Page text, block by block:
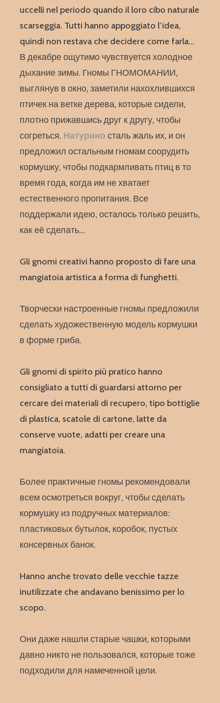
uccelli nel periodo quando il loro cibo naturale
scarseggia. Tutti hanno appoggiato l’idea,
quindi non restava che decidere come farla…
В декабре ощутимо чувствуется холодное
дыхание зимы. Гномы ГНОМОМАНИИ,
выглянув в окно, заметили нахохлившихся
птичек на ветке дерева, которые сидели,
плотно прижавшись друг к другу, чтобы
согреться. Натурино сталь жаль их, и он
предложил остальным гномам соорудить
кормушку, чтобы подкармливать птиц в то
время года, когда им не хватает
естественного пропитания. Все
поддержали идею, осталось только решить,
как её сделать…
Gli gnomi creativi hanno proposto di fare una
mangiatoia artistica a forma di funghetti.
Творчески настроенные гномы предложили
сделать художественную модель кормушки
в форме гриба.
Gli gnomi di spirito più pratico hanno
consigliato a tutti di guardarsi attorno per
cercare dei materiali di recupero, tipo bottiglie
di plastica, scatole di cartone, latte da
conserve vuote, adatti per creare una
mangiatoia.
Более практичные гномы рекомендовали
всем осмотреться вокруг, чтобы сделать
кормушку из подручных материалов:
пластиковых бутылок, коробок, пустых
консервных банок.
Hanno anche trovato delle vecchie tazze
inutilizzate che andavano benissimo per lo
scopo.
Они даже нашли старые чашки, которыми
давно никто не пользовался, которые тоже
подходили для намеченной цели.